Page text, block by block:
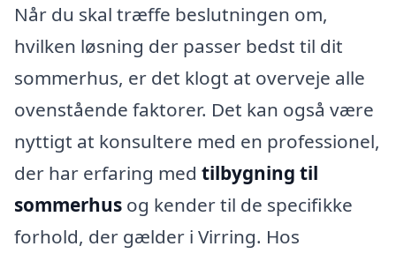
Når du skal træffe beslutningen om,
hvilken løsning der passer bedst til dit
sommerhus, er det klogt at overveje alle
ovenstående faktorer. Det kan også være
nyttigt at konsultere med en professionel,
der har erfaring med tilbygning til
sommerhus og kender til de specifikke
forhold, der gælder i Virring. Hos